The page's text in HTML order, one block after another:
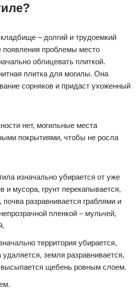
– долгий и трудоемкий
появления проблемы место
облицевать плиткой.
плитка для могилы. Она
сорняков и придаст ухоженный
нет, могильные места
покрытиями, чтобы не росла
изначально убирается от уже
и мусора, грунт перекапывается,
разравнивается граблями и
пленкой – мульчей,
территория убирается,
удаляется, земля разравнивается,
щебень ровным слоем.